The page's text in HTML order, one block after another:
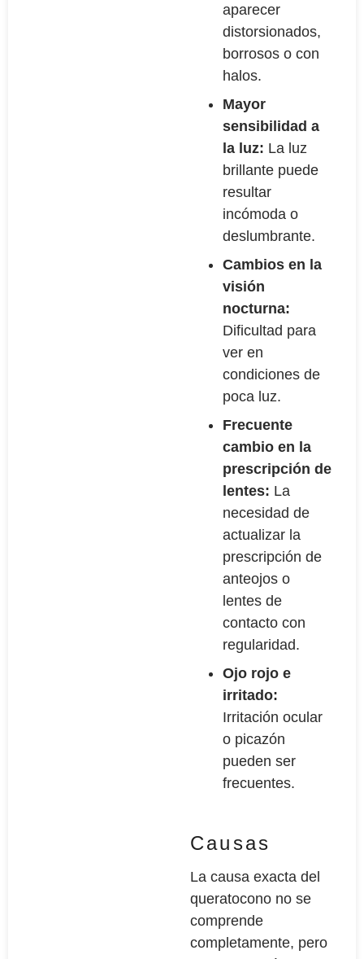
aparecer
distorsionados,
borrosos o con
halos.
Mayor
sensibilidad a
la luz: La luz
brillante puede
resultar
incómoda o
deslumbrante.
Cambios en la
visión
nocturna:
Dificultad para
ver en
condiciones de
poca luz.
Frecuente
cambio en la
prescripción de
lentes: La
necesidad de
actualizar la
prescripción de
anteojos o
lentes de
contacto con
regularidad.
Ojo rojo e
irritado:
Irritación ocular
o picazón
pueden ser
frecuentes.
Causas
La causa exacta del
queratocono no se
comprende
completamente, pero